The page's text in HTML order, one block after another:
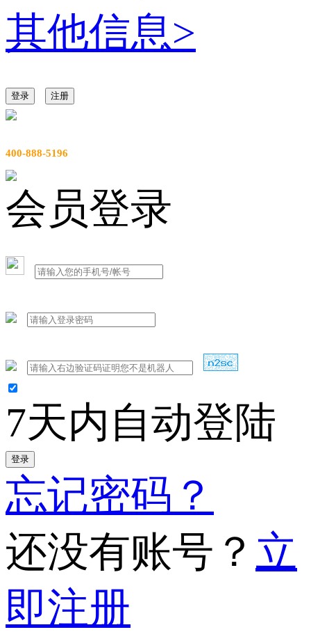
其他信息>
登录 注册
400-888-5196
会员登录
7天内自动登陆
登录
忘记密码？
还没有账号？ 立
即注册